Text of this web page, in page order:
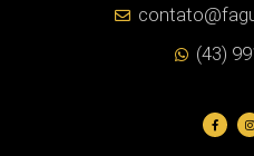
(43)